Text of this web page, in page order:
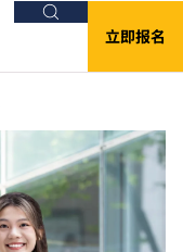
搜索
立即报名